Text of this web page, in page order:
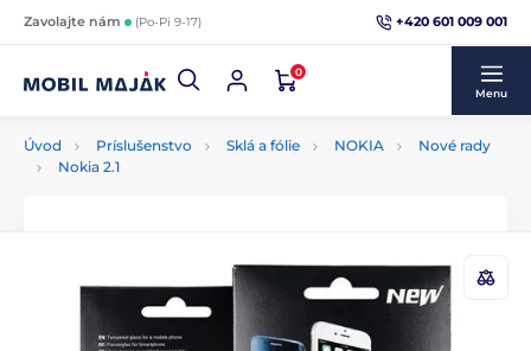
Zavolajte nám (Po-Pi 9-17) +420 601 009 001
0
Menu
Úvod Príslušenstvo Sklá a fólie NOKIA
Nové rady
Nokia 2.1